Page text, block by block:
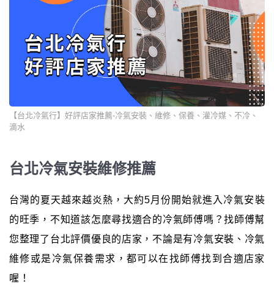
【台北冷氣行】好評店家推薦-冷氣安裝、維修、保養、灌冷媒、不冷、
滴水
台北冷氣安裝維修推薦
台灣的夏天越來越炎熱，大約5月份開始就進入冷氣安裝
的旺季，不知道該怎麼尋找適合的冷氣師傅嗎？找師傅幫
您整理了台北評價優良的店家，不論是有冷氣安裝、冷氣
維修或是冷氣保養需求，都可以在找師傅找到合適店家
喔！